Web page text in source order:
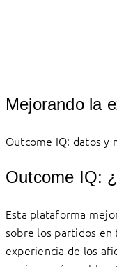
Mejorando la
Outcome IQ: datos y
Outcome IQ:
Esta plataforma
sobre los partidos
experiencia de los